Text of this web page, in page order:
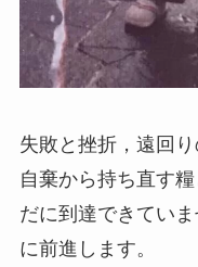
失敗と挫折，遠回
自棄から持ち直す
だに到達できてい
に前進します。